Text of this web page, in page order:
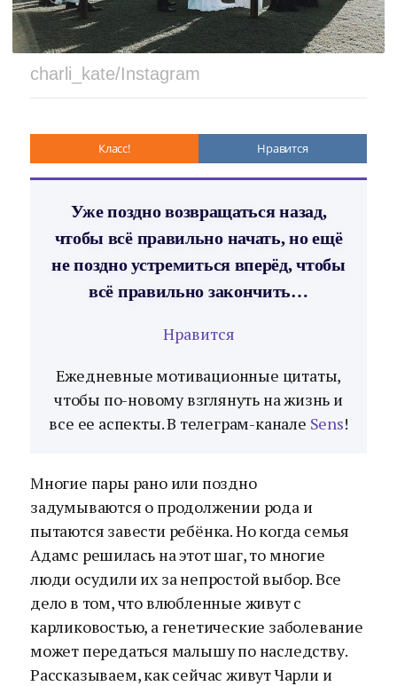
charli_kate/Instagram
Класс! Нравится
Уже поздно возвращаться назад,
чтобы всё правильно начать, но ещё
не поздно устремиться вперёд, чтобы
всё правильно закончить…
Нравится
Ежедневные мотивационные цитаты,
чтобы по-новому взглянуть на жизнь и
все ее аспекты. В телеграм-канале Sens!
Многие пары рано или поздно
задумываются о продолжении рода и
пытаются завести ребёнка. Но когда семья
Адамс решилась на этот шаг, то многие
люди осудили их за непростой выбор. Все
дело в том, что влюбленные живут с
карликовостью, а генетические заболевание
может передаться малышу по наследству.
Рассказываем, как сейчас живут Чарли и